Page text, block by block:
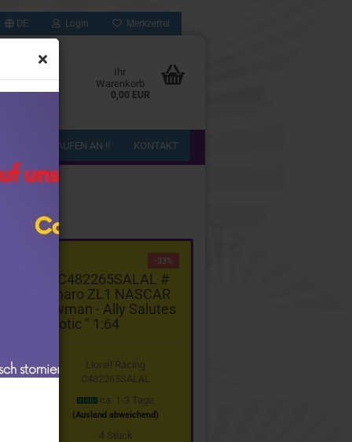
DE Login Merkzettel
Ihr
Warenkorb
0,00 EUR
!! WIR KAUFEN AN !! KONTAKT
-33%
Racing C482265SALAL #
Camaro ZL1 NASCAR
Alex Bowman - Ally Salutes
/ Patriotic " 1:64
Lionel Racing
C482265SALAL
ca. 1-3 Tage
(Ausland abweichend)
4 Stück